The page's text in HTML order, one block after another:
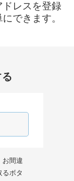
ドレスを登録
できます。
お間違
るボタ